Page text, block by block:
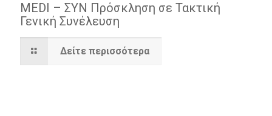
MEDI – ΣΥΝ Πρόσκληση σε Τακτική
Γενική Συνέλευση
Δείτε περισσότερα